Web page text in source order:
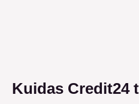
Kuidas Credit24